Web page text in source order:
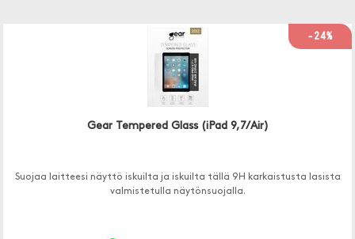
-24%
Gear Tempered Glass (iPad 9,7/Air)
Suojaa laitteesi näyttö iskuilta ja iskuilta tällä 9H karkaistusta lasista
valmistetulla näytönsuojalla.